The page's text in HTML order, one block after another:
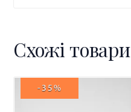
Схожі товари
-35%